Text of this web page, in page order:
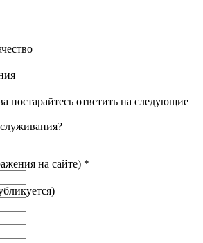
постарайтесь ответить на следующие
на сайте) *